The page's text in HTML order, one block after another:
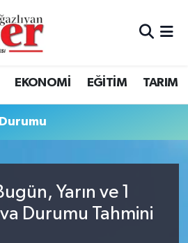
EKONOMİ EĞİTİM TARIM
Yarın ve 1
Durumu Tahmini
Durumu
Yoğunluk Haritası
Puan Durumu ve Fikstür